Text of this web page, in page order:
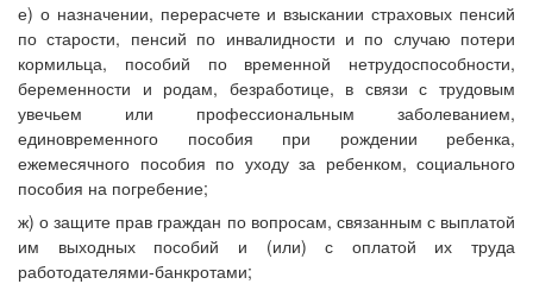
е) о назначении, перерасчете и взыскании страховых пенсий
по старости, пенсий по инвалидности и по случаю потери
кормильца, пособий по временной нетрудоспособности,
беременности и родам, безработице, в связи с трудовым
увечьем или профессиональным заболеванием,
единовременного пособия при рождении ребенка,
ежемесячного пособия по уходу за ребенком, социального
пособия на погребение;
ж) о защите прав граждан по вопросам, связанным с выплатой
им выходных пособий и (или) с оплатой их труда
работодателями-банкротами;